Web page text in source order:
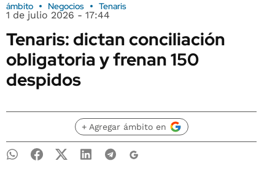
ámbito Negocios Tenaris
1 de julio 2026 - 17:44
Tenaris: dictan conciliación
obligatoria y frenan 150
despidos
+ Agregar ámbito en